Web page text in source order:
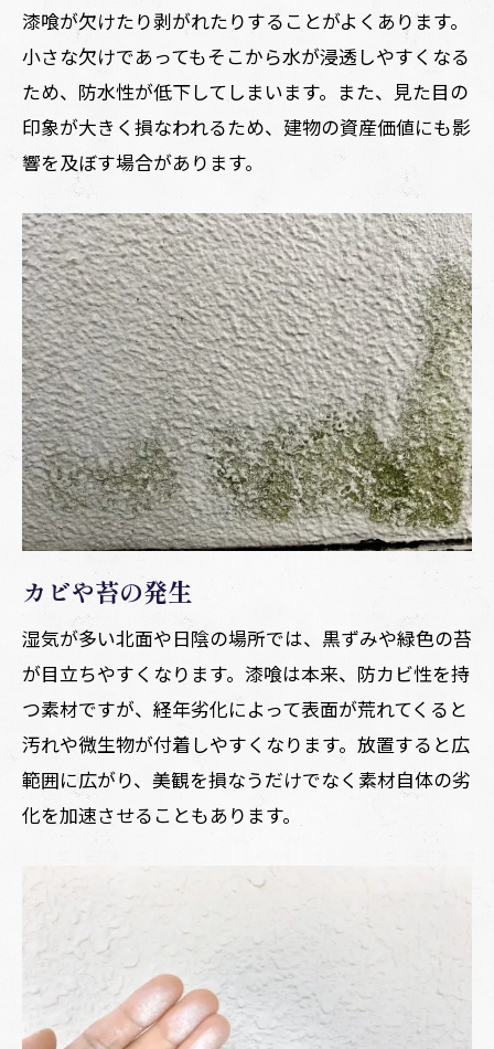
漆喰が欠けたり剥がれたりすることがよくあります。
小さな欠けであってもそこから水が浸透しやすくなる
ため、防水性が低下してしまいます。また、見た目の
印象が大きく損なわれるため、建物の資産価値にも影
響を及ぼす場合があります。
カビや苔の発生
湿気が多い北面や日陰の場所では、黒ずみや緑色の苔
が目立ちやすくなります。漆喰は本来、防カビ性を持
つ素材ですが、経年劣化によって表面が荒れてくると
汚れや微生物が付着しやすくなります。放置すると広
範囲に広がり、美観を損なうだけでなく素材自体の劣
化を加速させることもあります。